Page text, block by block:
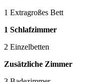
1 Extragroßes Bett
1 Schlafzimmer
2 Einzelbetten
Zusätzliche Zimmer